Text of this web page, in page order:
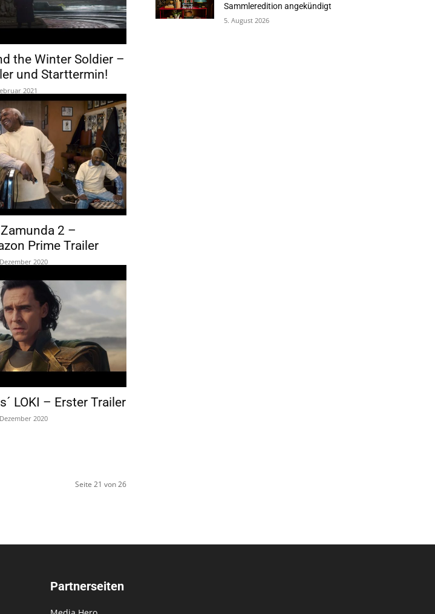
the Winter Soldier –
und Starttermin!
2021
2 –
Prime Trailer
2020
LOKI – Erster Trailer
2020
Seite 21 von 26
Sammleredition angekündigt
5. August 2026
Partnerseiten